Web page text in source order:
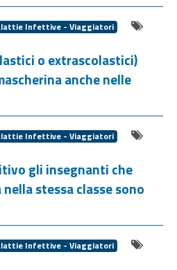
Infettive - Viaggiatori
o extrascolastici)
anche nelle
Infettive - Viaggiatori
gli insegnanti che
stessa classe sono
Infettive - Viaggiatori